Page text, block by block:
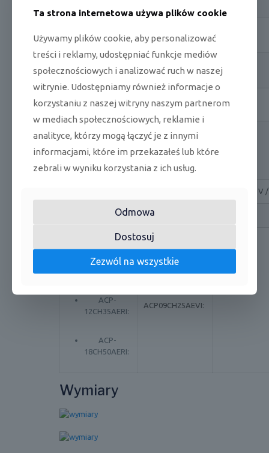
ciekłej
gazowej
3 / 8 ''
ZASILANIE
Przewód
(j.zewnętrzna)
(mm2)
4 x 1,0
-220-240
R Design :
ACP-
ACP-
12CH35AERI:
ACP-
18CH50AERI:
ACP09CH25AEVI:
Wymiary
Ta strona internetowa używa plików cookie
Używamy plików cookie, aby personalizować
treści i reklamy, udostępniać funkcje mediów
społecznościowych i analizować ruch w naszej
witrynie. Udostępniamy również informacje o
korzystaniu z naszej witryny naszym partnerom
w mediach społecznościowych, reklamie i
analityce, którzy mogą łączyć je z innymi
informacjami, które im przekazałeś lub które
zebrali w wyniku korzystania z ich usług.
Odmowa
Dostosuj
Zezwól na wszystkie